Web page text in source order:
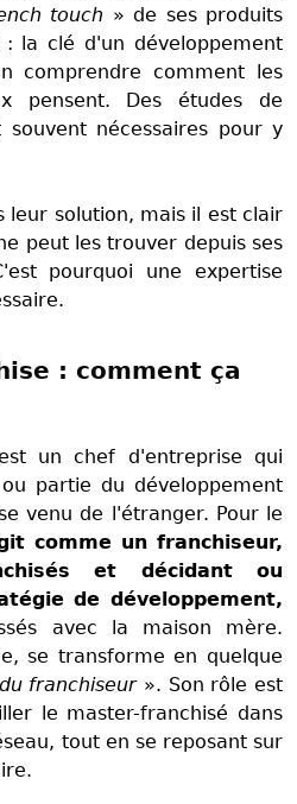
touch » de ses produits
la clé d'un développement
comprendre comment les
pensent. Des études de
souvent nécessaires pour y
leur solution, mais il est clair
peut les trouver depuis ses
pourquoi une expertise
: comment ça
un chef d'entreprise qui
partie du développement
venu de l'étranger. Pour le
comme un franchiseur,
et décidant ou
de développement,
avec la maison mère.
se transforme en quelque
franchiseur». Son rôle est
le master-franchisé dans
tout en se reposant sur